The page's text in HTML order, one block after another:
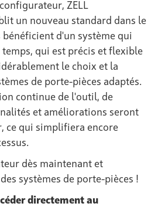
ZELL
un nouveau standard dans le
bénéficient d'un système qui
qui est précis et flexible
le choix et la
de porte-pièces adaptés.
continue de l'outil, de
et améliorations seront
ce qui simplifiera encore
dès maintenant et
systèmes de porte-pièces !
directement au